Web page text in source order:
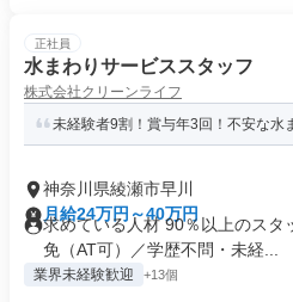
正社員
水まわりサービススタッフ
株式会社クリーンライフ
未経験者9割！賞与年3回！不安な水
神奈川県綾瀬市早川
月給24万円～40万円
求めている人材 90％以上のス
免（AT可）／学歴不問・未経...
業界未経験歓迎 +13個